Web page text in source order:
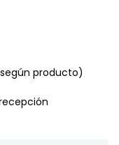
producto)